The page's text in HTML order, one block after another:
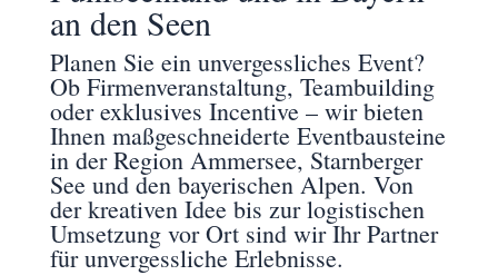
an den Seen
Planen Sie ein unvergessliches Event?
Ob Firmenveranstaltung, Teambuilding
oder exklusives Incentive – wir bieten
Ihnen maßgeschneiderte Eventbausteine
in der Region Ammersee, Starnberger
See und den bayerischen Alpen. Von
der kreativen Idee bis zur logistischen
Umsetzung vor Ort sind wir Ihr Partner
für unvergessliche Erlebnisse.